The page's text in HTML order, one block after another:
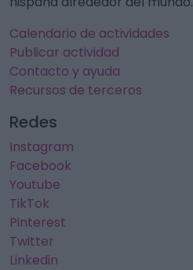
Calendario de actividades
Publicar actividad
Contacto y ayuda
Recursos de terceros
Redes
Instagram
Facebook
Youtube
TikTok
Pinterest
Twitter
Linkedin